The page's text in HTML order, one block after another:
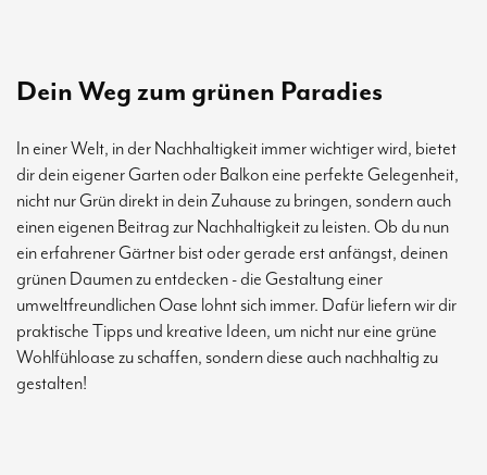
Dein Weg zum grünen Paradies
In einer Welt, in der Nachhaltigkeit immer wichtiger wird, bietet
dir dein eigener Garten oder Balkon eine perfekte Gelegenheit,
nicht nur Grün direkt in dein Zuhause zu bringen, sondern auch
einen eigenen Beitrag zur Nachhaltigkeit zu leisten. Ob du nun
ein erfahrener Gärtner bist oder gerade erst anfängst, deinen
grünen Daumen zu entdecken - die Gestaltung einer
umweltfreundlichen Oase lohnt sich immer. Dafür liefern wir dir
praktische Tipps und kreative Ideen, um nicht nur eine grüne
Wohlfühloase zu schaffen, sondern diese auch nachhaltig zu
gestalten!